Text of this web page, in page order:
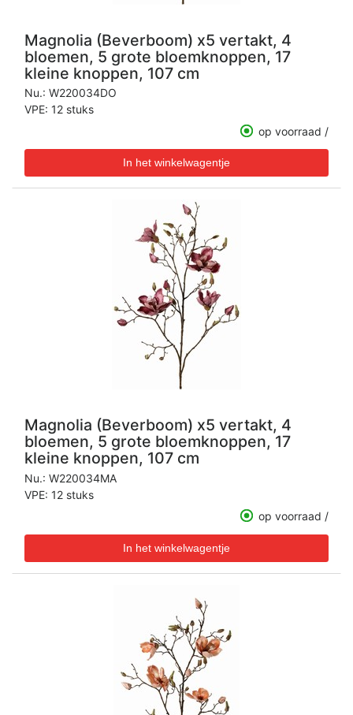
Magnolia (Beverboom) x5 vertakt, 4
bloemen, 5 grote bloemknoppen, 17
kleine knoppen, 107 cm
Nu.: W220034DO
VPE: 12 stuks
op voorraad /
Magnolia (Beverboom) x5 vertakt, 4
bloemen, 5 grote bloemknoppen, 17
kleine knoppen, 107 cm
Nu.: W220034MA
VPE: 12 stuks
op voorraad /